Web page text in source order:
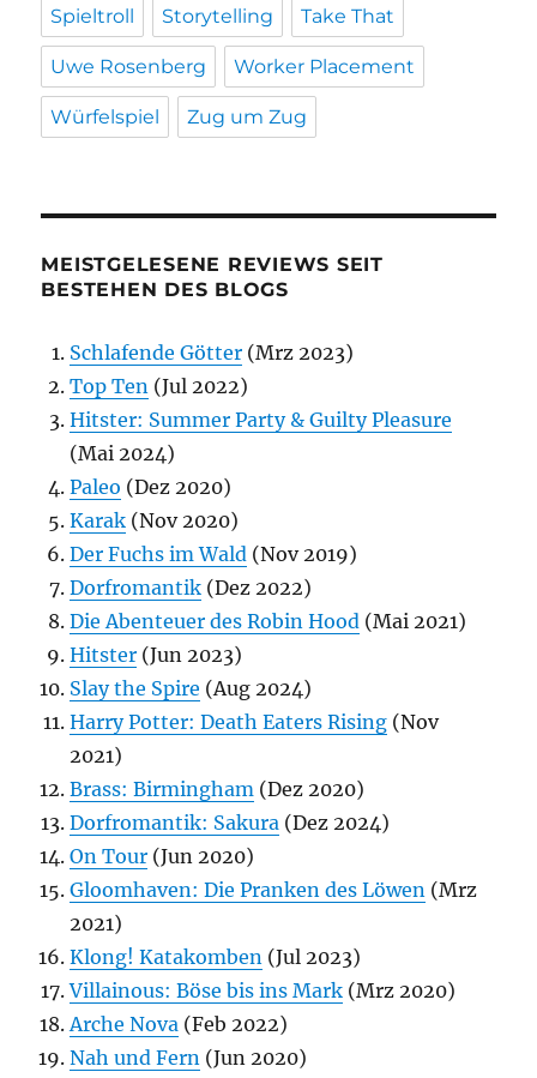
Spieltroll Storytelling Take That
Uwe Rosenberg Worker Placement
Würfelspiel Zug um Zug
MEISTGELESENE REVIEWS SEIT
BESTEHEN DES BLOGS
Schlafende Götter (Mrz 2023)
Top Ten (Jul 2022)
Hitster: Summer Party & Guilty Pleasure
(Mai 2024)
Paleo (Dez 2020)
Karak (Nov 2020)
Der Fuchs im Wald (Nov 2019)
Dorfromantik (Dez 2022)
Die Abenteuer des Robin Hood (Mai 2021)
Hitster (Jun 2023)
Slay the Spire (Aug 2024)
Harry Potter: Death Eaters Rising (Nov
2021)
Brass: Birmingham (Dez 2020)
Dorfromantik: Sakura (Dez 2024)
On Tour (Jun 2020)
Gloomhaven: Die Pranken des Löwen (Mrz
2021)
Klong! Katakomben (Jul 2023)
Villainous: Böse bis ins Mark (Mrz 2020)
Arche Nova (Feb 2022)
Nah und Fern (Jun 2020)